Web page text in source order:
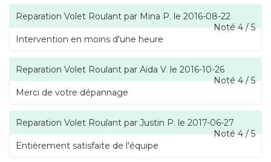
Reparation Volet Roulant par Mina P. le 2016-08-22
Noté4/5
Intervention en moins d'une heure
Reparation Volet Roulant par Aïda V. le 2016-10-26
Noté4/5
Merci de votre dépannage
Reparation Volet Roulant par Justin P. le 2017-06-27
Noté4/5
Entièrement satisfaite de l'équipe